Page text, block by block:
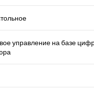
управление на базе